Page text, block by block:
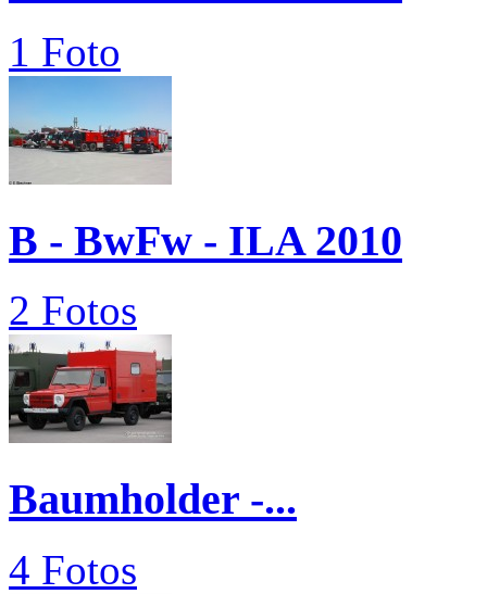
1 Foto
B - BwFw - ILA 2010
2 Fotos
Baumholder -...
4 Fotos